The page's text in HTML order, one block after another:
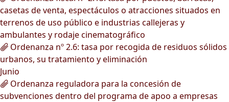
casetas de venta, espectáculos o atracciones situados en
terrenos de uso público e industrias callejeras y
ambulantes y rodaje cinematográfico
Ordenanza nº 2.6: tasa por recogida de residuos sólidos
urbanos, su tratamiento y eliminación
Junio
Ordenanza reguladora para la concesión de
subvenciones dentro del programa de apoo a empresas